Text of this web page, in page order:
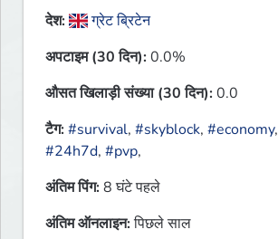
देश:
ग्रेट ब्रिटेन
अपटाइम (30 दिन):0.0%
औसत खिलाड़ी संख्या (30 दिन):0.0
टैग:#survival, #skyblock, #economy,
#24h7d, #pvp,
अंतिम पिंग:8 घंटे पहले
अंतिम ऑनलाइन:पिछले साल